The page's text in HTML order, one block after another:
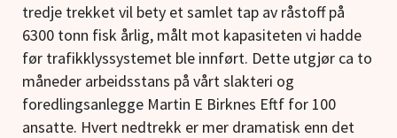
tredje trekket vil bety et samlet tap av råstoff på
6300 tonn fisk årlig, målt mot kapasiteten vi hadde
før trafikklyssystemet ble innført. Dette utgjør ca to
måneder arbeidsstans på vårt slakteri og
foredlingsanlegge Martin E Birknes Eftf for 100
ansatte. Hvert nedtrekk er mer dramatisk enn det